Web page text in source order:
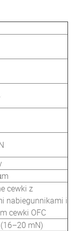
cewki z
nabiegunnikami i
cewki OFC
mN)